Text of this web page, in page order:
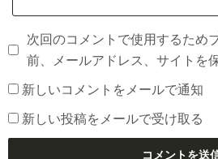
次回のコメントで使用するため
前、メールアドレス、サイトを
新しいコメントをメールで通知
新しい投稿をメールで受け取る